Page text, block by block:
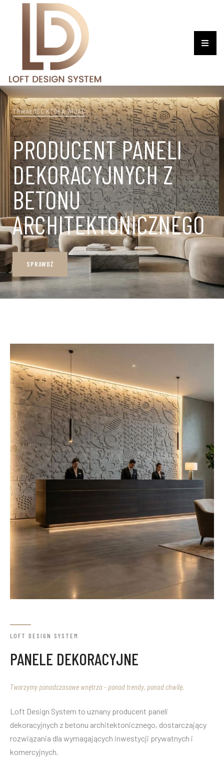
TRWAŁOŚĆ KTÓRĄ WIDAĆ
PRODUCENT PANELI
DEKORACYJNYCH Z
BETONU
ARCHITEKTONICZNEGO
SPRAWDŹ
LOFT DESIGN SYSTEM
PANELE DEKORACYJNE
Tworzymy ponadczasowe wnętrza - ponad trendy, ponad chwilę.
Loft Design System to uznany producent paneli
dekoracyjnych z betonu architektonicznego, dostarczający
rozwiązania dla wymagających inwestycji prywatnych i
komercyjnych.